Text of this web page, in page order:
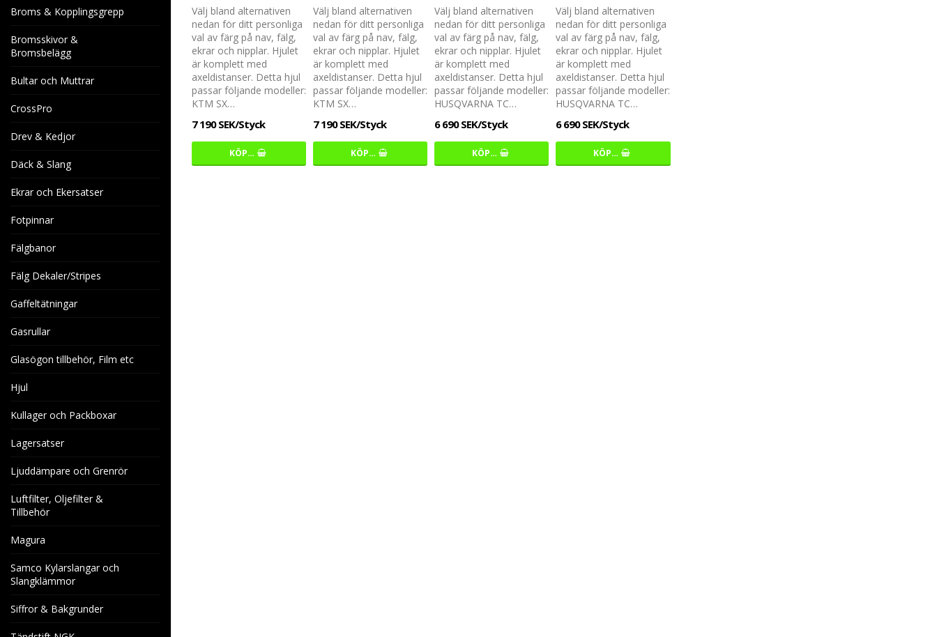
Broms & Kopplingsgrepp
Bromsskivor &
Bromsbelägg
Bultar och Muttrar
CrossPro
Drev & Kedjor
Däck & Slang
Ekrar och Ekersatser
Fotpinnar
Fälgbanor
Fälg Dekaler/Stripes
Gaffeltätningar
Gasrullar
Glasögon tillbehör, Film etc
Hjul
Kullager och Packboxar
Lagersatser
Ljuddämpare och Grenrör
Luftfilter, Oljefilter &
Tillbehör
Magura
Samco Kylarslangar och
Slangklämmor
Siffror & Bakgrunder
Välj bland alternativen
nedan för ditt personliga
val av färg på nav, fälg,
ekrar och nipplar. Hjulet
är komplett med
axeldistanser. Detta hjul
passar följande modeller:
KTM SX…
7 190 SEK/Styck
KÖP…
Välj bland alternativen
nedan för ditt personliga
val av färg på nav, fälg,
ekrar och nipplar. Hjulet
är komplett med
axeldistanser. Detta hjul
passar följande modeller:
KTM SX…
7 190 SEK/Styck
KÖP…
Välj bland alternativen
nedan för ditt personliga
val av färg på nav, fälg,
ekrar och nipplar. Hjulet
är komplett med
axeldistanser. Detta hjul
passar följande modeller:
HUSQVARNA TC…
6 690 SEK/Styck
KÖP…
Välj bland alternativen
nedan för ditt personliga
val av färg på nav, fälg,
ekrar och nipplar. Hjulet
är komplett med
axeldistanser. Detta hjul
passar följande modeller:
HUSQVARNA TC…
6 690 SEK/Styck
KÖP…